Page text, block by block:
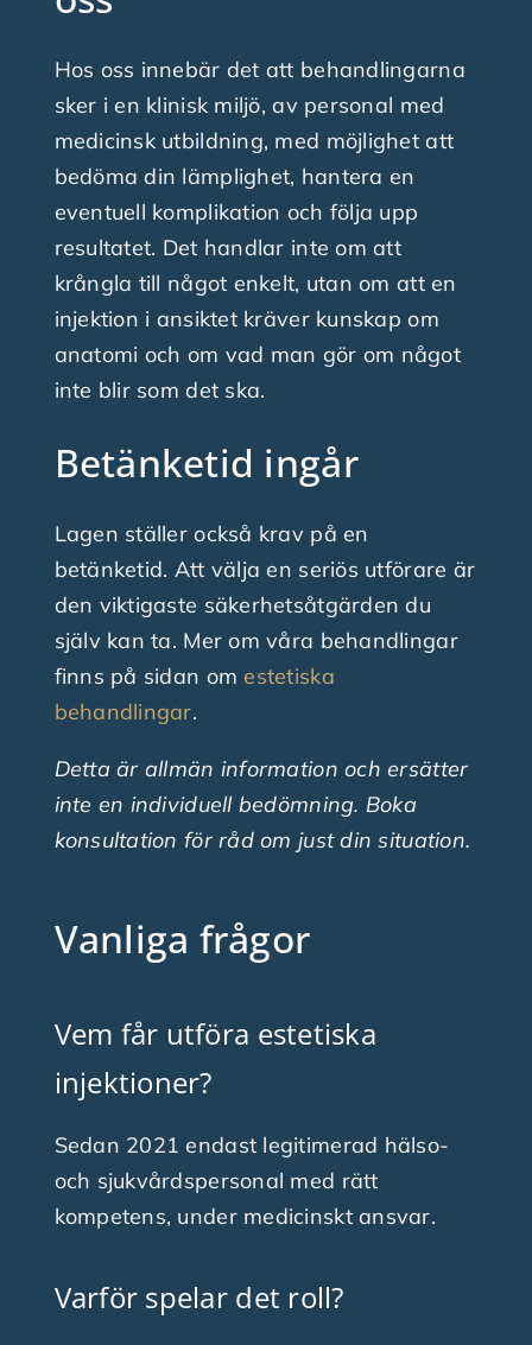
Hos oss innebär det att behandlingarna
sker i en klinisk miljö, av personal med
medicinsk utbildning, med möjlighet att
bedöma din lämplighet, hantera en
eventuell komplikation och följa upp
resultatet. Det handlar inte om att
krångla till något enkelt, utan om att en
injektion i ansiktet kräver kunskap om
anatomi och om vad man gör om något
inte blir som det ska.
Betänketid ingår
Lagen ställer också krav på en
betänketid. Att välja en seriös utförare är
den viktigaste säkerhetsåtgärden du
själv kan ta. Mer om våra behandlingar
finns på sidan om estetiska
behandlingar.
Detta är allmän information och ersätter
inte en individuell bedömning. Boka
konsultation för råd om just din situation.
Vanliga frågor
Vem får utföra estetiska
injektioner?
Sedan 2021 endast legitimerad hälso-
och sjukvårdspersonal med rätt
kompetens, under medicinskt ansvar.
Varför spelar det roll?